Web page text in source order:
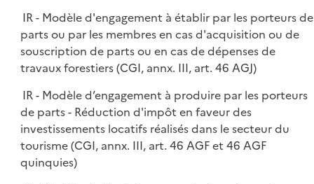
IR - Modèle d'engagement à établir par les porteurs de
parts ou par les membres en cas d'acquisition ou de
souscription de parts ou en cas de dépenses de
travaux forestiers (CGI, annx. III, art. 46 AGJ)
IR - Modèle d’engagement à produire par les porteurs
de parts - Réduction d'impôt en faveur des
investissements locatifs réalisés dans le secteur du
tourisme (CGI, annx. III, art. 46 AGF et 46 AGF
quinquies)